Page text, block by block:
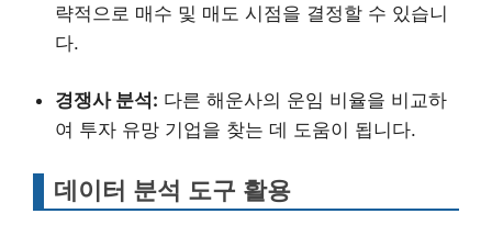
략적으로 매수 및 매도 시점을 결정할 수 있습니
다.
경쟁사 분석: 다른 해운사의 운임 비율을 비교하
여 투자 유망 기업을 찾는 데 도움이 됩니다.
데이터 분석 도구 활용